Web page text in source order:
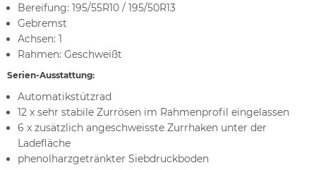
Bereifung: 195/55R10 / 195/50R13
Gebremst
Achsen: 1
Rahmen: Geschweißt
Serien-Ausstattung:
Automatikstützrad
12 x sehr stabile Zurrösen im Rahmenprofil eingelassen
6 x zusätzlich angeschweisste Zurrhaken unter der
Ladefläche
phenolharzgetränkter Siebdruckboden